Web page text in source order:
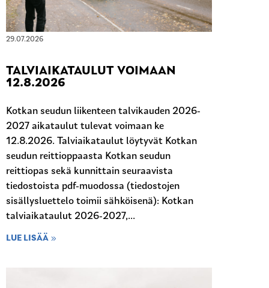
29.07.2026
TALVIAIKATAULUT VOIMAAN
12.8.2026
Kotkan seudun liikenteen talvikauden 2026-
2027 aikataulut tulevat voimaan ke
12.8.2026. Talviaikataulut löytyvät Kotkan
seudun reittioppaasta Kotkan seudun
reittiopas sekä kunnittain seuraavista
tiedostoista pdf-muodossa (tiedostojen
sisällysluettelo toimii sähköisenä): Kotkan
talviaikataulut 2026-2027,...
LUE LISÄÄ